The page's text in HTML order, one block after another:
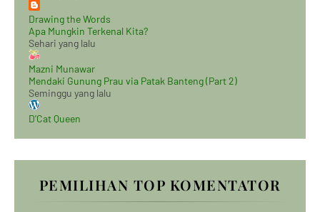
Drawing the Words
Apa Mungkin Terkenal Kita?
Sehari yang lalu
Mazni Munawar
Mendaki Gunung Prau via Patak Banteng (Part 2)
Seminggu yang lalu
D'Cat Queen
PEMILIHAN TOP KOMENTATOR